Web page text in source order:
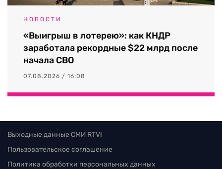
НОВОСТИ
«Выигрыш в лотерею»: как КНДР
заработала рекордные $22 млрд после
начала СВО
07.08.2026 / 16:08
Выходные данные СМИ RTVI
Пользовательское соглашение
Политика обработки персональных данных